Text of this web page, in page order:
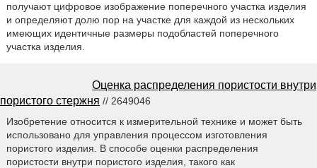
получают цифровое изображение поперечного участка изделия
и определяют долю пор на участке для каждой из нескольких
имеющих идентичные размеры подобластей поперечного
участка изделия.
Оценка распределения пористости внутри
пористого стержня // 2649046
Изобретение относится к измерительной технике и может быть
использовано для управления процессом изготовления
пористого изделия. В способе оценки распределения
пористости внутри пористого изделия, такого как